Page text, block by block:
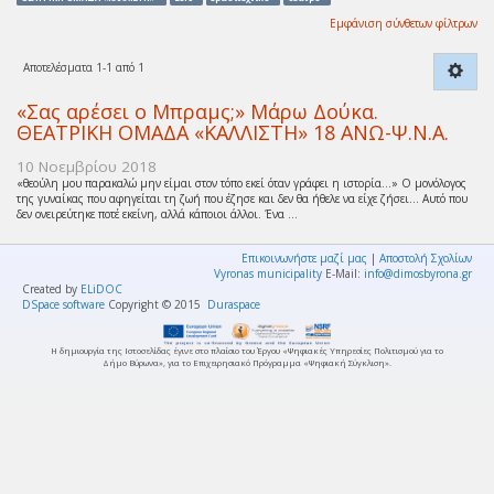
Εμφάνιση σύνθετων φίλτρων
Αποτελέσματα 1-1 από 1
«Σας αρέσει ο Μπραμς;» Μάρω Δούκα.
ΘΕΑΤΡΙΚΗ ΟΜΑΔΑ «ΚΑΛΛΙΣΤΗ» 18 ΑΝΩ-Ψ.Ν.Α.
10 Νοεμβρίου 2018
«θεούλη μου παρακαλώ μην είμαι στον τόπο εκεί όταν γράφει η ιστορία…» Ο μονόλογος
της γυναίκας που αφηγείται τη ζωή που έζησε και δεν θα ήθελε να είχε ζήσει… Αυτό που
δεν ονειρεύτηκε ποτέ εκείνη, αλλά κάποιοι άλλοι. Ένα ...
Επικοινωνήστε μαζί μας | Αποστολή Σχολίων
Vyronas municipality E-Mail: info@dimosbyrona.gr
Created by ELiDOC
DSpace software Copyright © 2015 Duraspace
Η δημιουργία της Ιστοσελίδας έγινε στο πλαίσιο του Έργου «Ψηφιακές Υπηρεσίες Πολιτισμού για το
Δήμο Βύρωνα», για το Επιχειρησιακό Πρόγραμμα «Ψηφιακή Σύγκλιση».